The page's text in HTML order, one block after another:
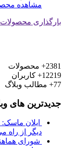
مشاهده
بارگذاری محصولات
2381+
محصولات
12219+
کاربران
77+
مطالب وبلاگ
جدیدترین های
دیگر از راه
شورای